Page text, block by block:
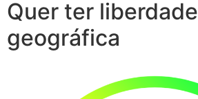
Quer ter liberdade
geográfica